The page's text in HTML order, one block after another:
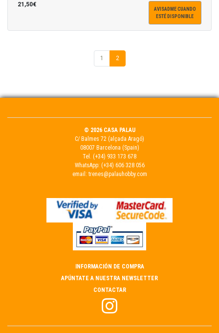
21,50€
AVISADME CUANDO
ESTÉ DISPONIBLE
1 2
© 2026 CASA PALAU
C/ Balmes 72 (alçada Aragó)
08007 Barcelona (Spain)
Tel. (+34) 933 173 678
WhatsApp: (+34) 606 328 056
email: trenes@palauhobby.com
INFORMACIÓN DE COMPRA
APÚNTATE A NUESTRA NEWSLETTER
CONTACTAR